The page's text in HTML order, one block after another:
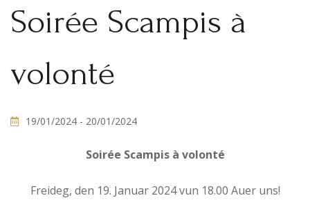
Soirée Scampis à
volonté
19/01/2024 - 20/01/2024
Soirée Scampis à volonté
Freideg, den 19. Januar 2024 vun 18.00 Auer uns!